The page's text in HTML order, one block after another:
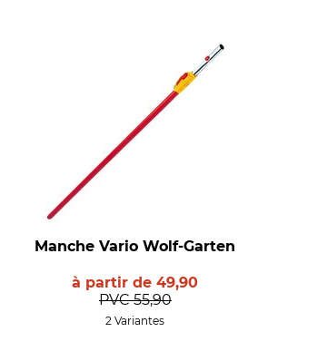
Manche Vario Wolf-Garten
à partir de49,90
PVC 55,90
2 Variantes